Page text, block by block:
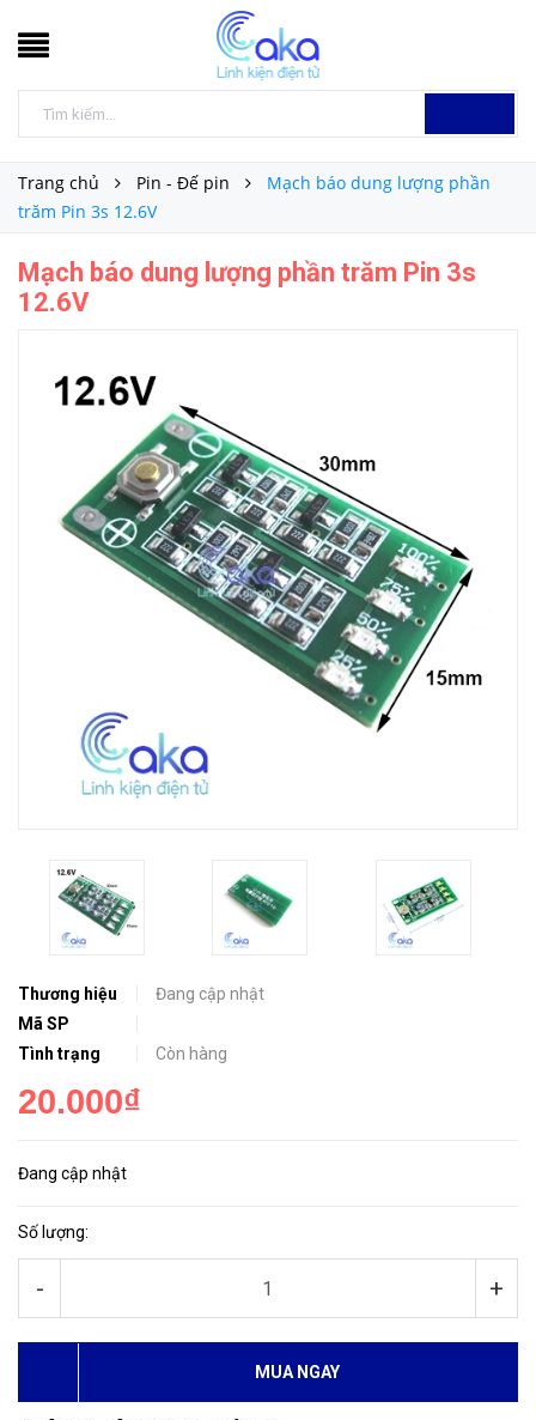
Trang chủ Pin - Đế pin
Mạch báo dung lượng phần
trăm Pin 3s 12.6V
Mạch báo dung lượng phần trăm Pin 3s
12.6V
Thương hiệu
Đang cập nhật
Mã SP
Tình trạng
Còn hàng
20.000₫
Đang cập nhật
Số lượng:
- +
MUA NGAY